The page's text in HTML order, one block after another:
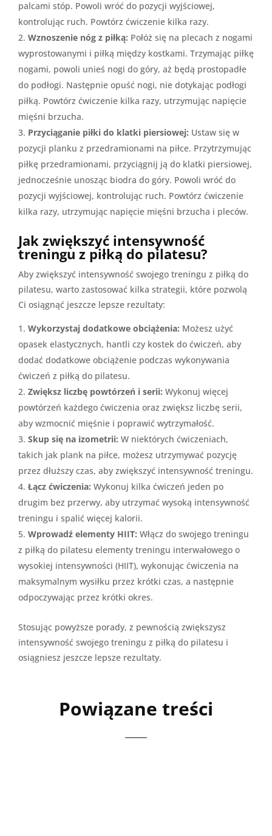
palcami stóp. Powoli wróć do pozycji wyjściowej,
kontrolując ruch. Powtórz ćwiczenie kilka razy.
Wznoszenie nóg z piłką: Połóż się na plecach z nogami
wyprostowanymi i piłką między kostkami. Trzymając piłkę
nogami, powoli unieś nogi do góry, aż będą prostopadłe
do podłogi. Następnie opuść nogi, nie dotykając podłogi
piłką. Powtórz ćwiczenie kilka razy, utrzymując napięcie
mięśni brzucha.
Przyciąganie piłki do klatki piersiowej: Ustaw się w
pozycji planku z przedramionami na piłce. Przytrzymując
piłkę przedramionami, przyciągnij ją do klatki piersiowej,
jednocześnie unosząc biodra do góry. Powoli wróć do
pozycji wyjściowej, kontrolując ruch. Powtórz ćwiczenie
kilka razy, utrzymując napięcie mięśni brzucha i pleców.
Jak zwiększyć intensywność
treningu z piłką do pilatesu?
Aby zwiększyć intensywność swojego treningu z piłką do
pilatesu, warto zastosować kilka strategii, które pozwolą
Ci osiągnąć jeszcze lepsze rezultaty:
Wykorzystaj dodatkowe obciążenia: Możesz użyć
opasek elastycznych, hantli czy kostek do ćwiczeń, aby
dodać dodatkowe obciążenie podczas wykonywania
ćwiczeń z piłką do pilatesu.
Zwiększ liczbę powtórzeń i serii: Wykonuj więcej
powtórzeń każdego ćwiczenia oraz zwiększ liczbę serii,
aby wzmocnić mięśnie i poprawić wytrzymałość.
Skup się na izometrii: W niektórych ćwiczeniach,
takich jak plank na piłce, możesz utrzymywać pozycję
przez dłuższy czas, aby zwiększyć intensywność treningu.
Łącz ćwiczenia: Wykonuj kilka ćwiczeń jeden po
drugim bez przerwy, aby utrzymać wysoką intensywność
treningu i spalić więcej kalorii.
Wprowadź elementy HIIT: Włącz do swojego treningu
z piłką do pilatesu elementy treningu interwałowego o
wysokiej intensywności (HIIT), wykonując ćwiczenia na
maksymalnym wysiłku przez krótki czas, a następnie
odpoczywając przez krótki okres.
Stosując powyższe porady, z pewnością zwiększysz
intensywność swojego treningu z piłką do pilatesu i
osiągniesz jeszcze lepsze rezultaty.
Powiązane treści